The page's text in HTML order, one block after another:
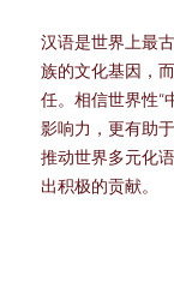
汉语是世界上最
族的文化基因，
任。相信世界性“
影响力，更有助
推动世界多元化
出积极的贡献。